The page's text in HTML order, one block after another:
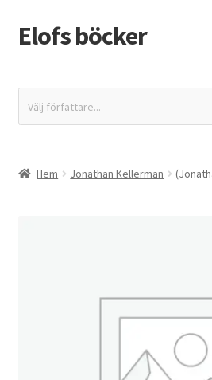
Hoppa
till
Hoppa
till
Elofs böcker
Återbetalnings- och returpolicy
Välj författare...
Hem Jonathan Kellerman